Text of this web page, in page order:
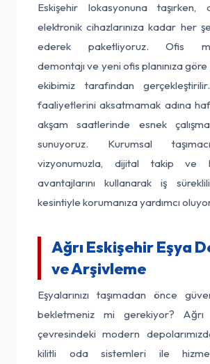
Eskişehir lokasyonuna taşırken,
elektronik cihazlarınıza kadar her
ederek paketliyoruz. Ofis
demontajı ve yeni ofis planınıza
ekibimiz tarafından
faaliyetlerini aksatmamak adına
akşam saatlerinde esnek
sunuyoruz. Kurumsal
vizyonumuzla, dijital takip ve
avantajlarını kullanarak iş
kesintiyle korumanıza yardımcı
Ağrı Eskişehir Eşya
ve Arşivleme
Eşyalarınızı taşımadan önce
bekletmeniz mi gerekiyor? Ağrı
çevresindeki modern
kilitli oda sistemleri ile